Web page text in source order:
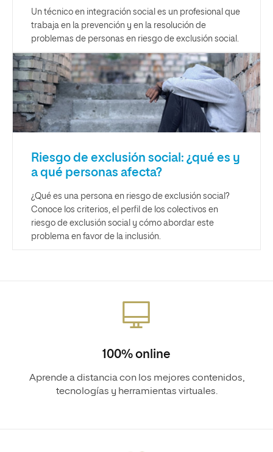
Un técnico en integración social es un profesional que
trabaja en la prevención y en la resolución de
problemas de personas en riesgo de exclusión social.
Riesgo de exclusión social: ¿qué es y
a qué personas afecta?
¿Qué es una persona en riesgo de exclusión social?
Conoce los criterios, el perfil de los colectivos en
riesgo de exclusión social y cómo abordar este
problema en favor de la inclusión.
100% online
Aprende a distancia con los mejores contenidos,
tecnologías y herramientas virtuales.